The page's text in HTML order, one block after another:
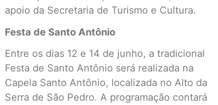
apoio da Secretaria de Turismo e Cultura.
Festa de Santo Antônio
Entre os dias 12 e 14 de junho, a tradicional
Festa de Santo Antônio será realizada na
Capela Santo Antônio, localizada no Alto da
Serra de São Pedro. A programação contará